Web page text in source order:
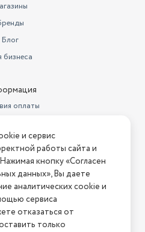
Блог
бизнеса
оплаты
возврата
Напишите нам
У нас есть всё!
и сервис
работы сайта и
кнопку «Согласен
данных», Вы даете
аналитических cookie и
сервиса
отказаться от
только